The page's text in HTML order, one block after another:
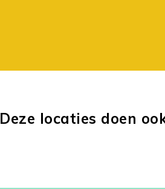
Deze locaties doen